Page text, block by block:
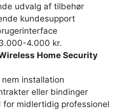
udvalg af tilbehør
kundesupport
4.000 kr.
Home Security
nem installation
eller bindinger
for midlertidig professionel